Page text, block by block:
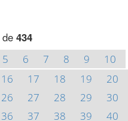
de 434
5 6 7 8 9
10
16 17 18 19
20
26 27 28 29
30
36 37 38 39
40